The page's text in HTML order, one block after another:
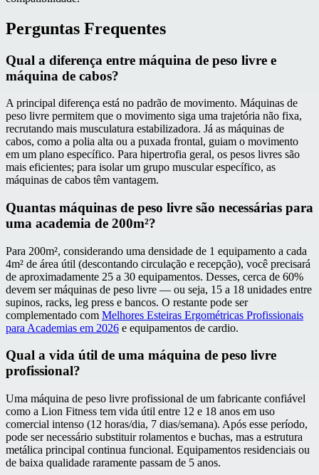
Perguntas Frequentes
Qual a diferença entre máquina de peso livre e
máquina de cabos?
A principal diferença está no padrão de movimento. Máquinas de
peso livre permitem que o movimento siga uma trajetória não fixa,
recrutando mais musculatura estabilizadora. Já as máquinas de
cabos, como a polia alta ou a puxada frontal, guiam o movimento
em um plano específico. Para hipertrofia geral, os pesos livres são
mais eficientes; para isolar um grupo muscular específico, as
máquinas de cabos têm vantagem.
Quantas máquinas de peso livre são necessárias para
uma academia de 200m²?
Para 200m², considerando uma densidade de 1 equipamento a cada
4m² de área útil (descontando circulação e recepção), você precisará
de aproximadamente 25 a 30 equipamentos. Desses, cerca de 60%
devem ser máquinas de peso livre — ou seja, 15 a 18 unidades entre
supinos, racks, leg press e bancos. O restante pode ser
complementado com Melhores Esteiras Ergométricas Profissionais
para Academias em 2026 e equipamentos de cardio.
Qual a vida útil de uma máquina de peso livre
profissional?
Uma máquina de peso livre profissional de um fabricante confiável
como a Lion Fitness tem vida útil entre 12 e 18 anos em uso
comercial intenso (12 horas/dia, 7 dias/semana). Após esse período,
pode ser necessário substituir rolamentos e buchas, mas a estrutura
metálica principal continua funcional. Equipamentos residenciais ou
de baixa qualidade raramente passam de 5 anos.